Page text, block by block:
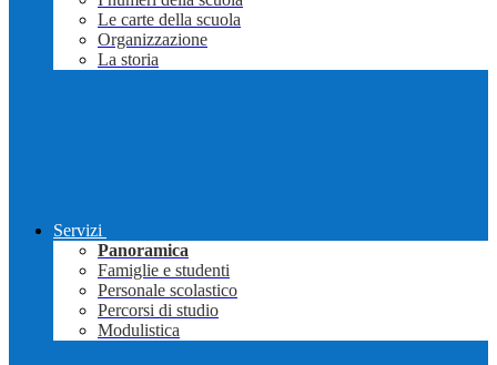
Le carte della scuola
Organizzazione
La storia
Servizi
Panoramica
Famiglie e studenti
Personale scolastico
Percorsi di studio
Modulistica